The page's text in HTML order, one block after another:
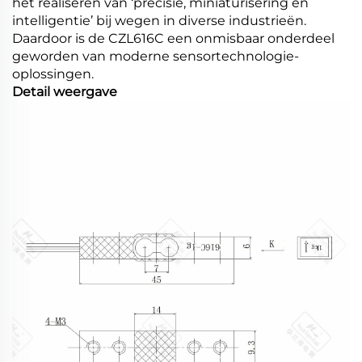
intelligentie’ bij wegen in diverse industrieën.
Daardoor is de CZL616C een onmisbaar onderdeel
geworden van moderne sensortechnologie-
oplossingen.
Detail weergave